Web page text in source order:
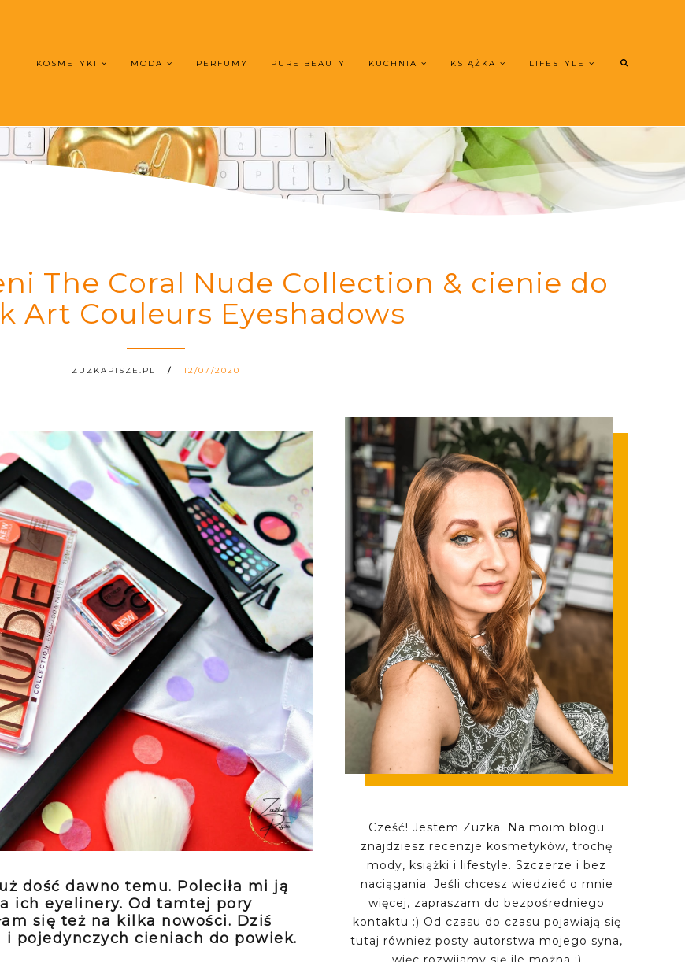
KOSMETYKI MODA PERFUMY PURE BEAUTY KUCHNIA KSIĄŻKA LIFESTYLE
The Coral Nude Collection & cienie do
Art Couleurs Eyeshadows
ZUZKAPISZE.PL 12/07/2020
dość dawno temu. Poleciła mi ją
ich eyelinery. Od tamtej pory
się też na kilka nowości. Dziś
pojedynczych cieniach do powiek.
Cześć! Jestem Zuzka. Na moim blogu
znajdziesz recenzje kosmetyków, trochę
mody, książki i lifestyle. Szczerze i bez
naciągania. Jeśli chcesz wiedzieć o mnie
więcej, zapraszam do bezpośredniego
kontaktu :) Od czasu do czasu pojawiają się
tutaj również posty autorstwa mojego syna,